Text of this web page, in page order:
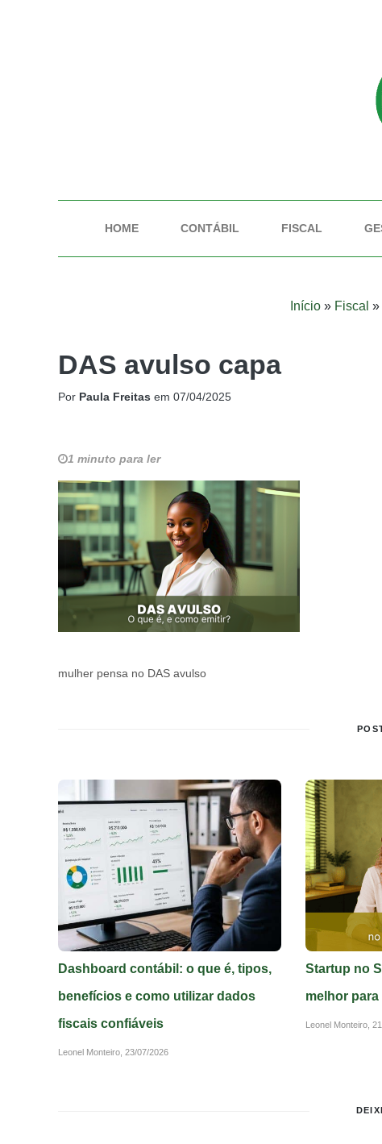
HOME CONTÁBIL FISCAL
Início» Fiscal »
DAS avulso capa
Por Paula Freitas em 07/04/2025
1 minuto para ler
mulher pensa no DAS avulso
Dashboard contábil: o que é, tipos,
benefícios e como utilizar dados
fiscais confiáveis
Leonel Monteiro, 23/07/2026
Startup no
melhor
Leonel Monteiro,